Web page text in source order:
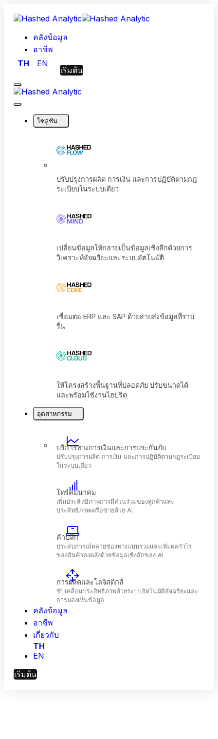
คลังข้อมูล
อาชีพ
TH
EN
เริ่มต้น
Menu
Hashed
Analytic
Close
โซลูชัน
วิเคราะห์อัจฉริยะและระบบอัตโนมัติ
เชื่อมต่อ ERP และ SAP ด้วยสายส่งข้อมูลที่ราบ
รื่น
และพร้อมใช้งานไฮบริด
อุตสาหกรรม
บริการทางการเงินและการประกันภัย
ปรับปรุงการผลิต การเงิน และการปฏิบัติตามกฎระเบี
โทรคมนาคม
เพิ่มประสิทธิภาพการมีส่วนร่วมของลูกค้าและ
ประสิทธิภาพเครือข่ายด้วย AI
ค้าปลีก
ประสบการณ์หลายช่องทางแบบรวมและเพิ่มผลกำไร
คลังข้อมูล
อาชีพ
เกี่ยวกับ
TH
EN
เริ่มต้น